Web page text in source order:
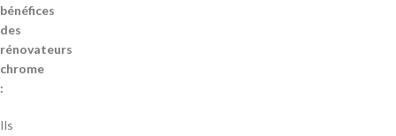
bénéfices
des
rénovateurs
chrome
:
Ils